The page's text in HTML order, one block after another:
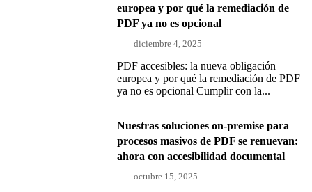
europea y por qué la remediación de
PDF ya no es opcional
diciembre 4, 2025
PDF accesibles: la nueva obligación
europea y por qué la remediación de PDF
ya no es opcional Cumplir con la...
Nuestras soluciones on-premise para
procesos masivos de PDF se renuevan:
ahora con accesibilidad documental
octubre 15, 2025